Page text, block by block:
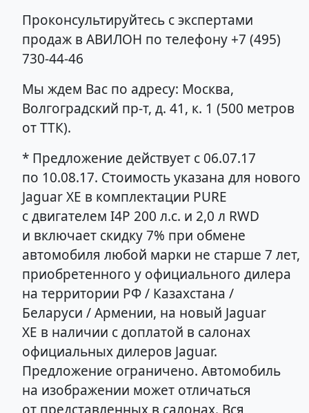
Проконсультируйтесь с экспертами
продаж в АВИЛОН по телефону +7 (495)
730-44-46
Мы ждем Вас по адресу: Москва,
Волгоградский пр-т, д. 41, к. 1 (500 метров
от ТТК).
* Предложение действует с 06.07.17
по 10.08.17. Cтоимость указана для нового
Jaguar XE в комплектации PURE
с двигателем I4P 200 л.с. и 2,0 л RWD
и включает скидку 7% при обмене
автомобиля любой марки не старше 7 лет,
приобретенного у официального дилера
на территории РФ / Казахстана /
Беларуси / Армении, на новый Jaguar
XE в наличии с доплатой в салонах
официальных дилеров Jaguar.
Предложение ограничено. Автомобиль
на изображении может отличаться